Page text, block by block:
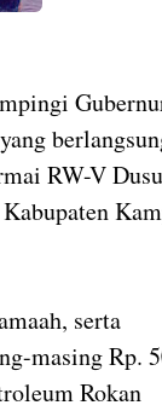
RW-V
serta
masing Rp.
Rokan